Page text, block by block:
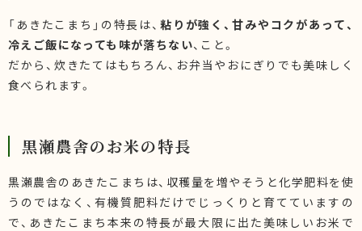
「あきたこまち」の特長は、 粘りが強く、甘みやコクがあって、
冷えご飯になっても味が落ちない、こと。
だから、炊きたてはもちろん、お弁当やおにぎりでも美味しく
食べられます。
黒瀬農舎のお米の特長
黒瀬農舎のあきたこまちは、収穫量を増やそうと化学肥料を使
うのではなく、有機質肥料だけでじっくりと育てていますの
で、あきたこまち本来の特長が最大限に出た美味しいお米で